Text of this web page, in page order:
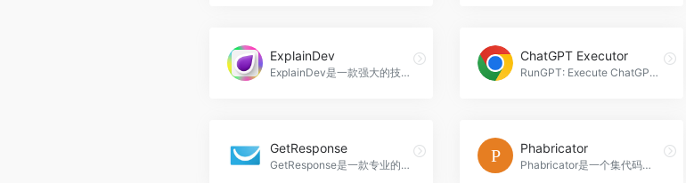
ExplainDev
ExplainDev是一款强大的技术问答平台，帮助开发者解决技术问题，提供专业的回答和知识分享，ExplainDev官网入口网址
ChatGPT Executor
RunGPT: Execute ChatGPT Code是一个Chrome扩展，可以在OpenAI ChatGPT中直接执行代码片段，支持多种编程语言，包括Python、JavaScript和Ruby。它可以加载和解析数据，进行数据分析和可视化，并提供附加文件选项和编辑/修改代码功能，ChatGPT Executor官网入口网址
GetResponse
GetResponse是一款专业的电子邮件营销工具，提供了一系列功能，包括构建邮件列表、自动化邮件发送、AI邮件生成、网站构建、落地页等。它适用于各种应用场景，如电子商务、市场营销、客户关系管理和品牌推广，GetResponse官网入口网址
Phabricator
Phabricator是一个集代码管理、代码审查、任务管理、文档管理、团队协作等多个功能于一体的项目管理工具，适用于软件开发团队、项目管理团队和质量控制团队，Phabricator官网入口网址